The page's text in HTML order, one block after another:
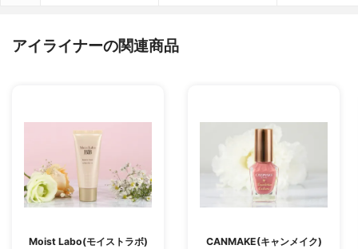
アイライナーの関連商品
Moist Labo(モイストラボ)
CANMAKE(キャンメイク)